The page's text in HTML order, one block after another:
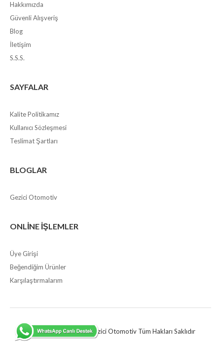
Hakkımızda
Güvenli Alışveriş
Blog
İletişim
S.S.S.
SAYFALAR
Kalite Politikamız
Kullanıcı Sözleşmesi
Teslimat Şartları
BLOGLAR
Gezici Otomotiv
ONLINE İŞLEMLER
Üye Girişi
Beğendiğim Ürünler
Karşılaştırmalarım
COPYRİGHT © 2020 Gezici Otomotiv Tüm Hakları Saklıdır